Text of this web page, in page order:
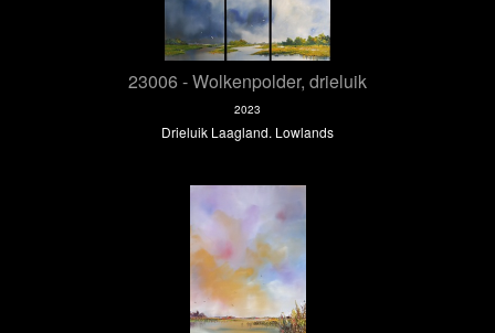
23006 - Wolkenpolder, drieluik
2023
Drieluik Laagland. Lowlands